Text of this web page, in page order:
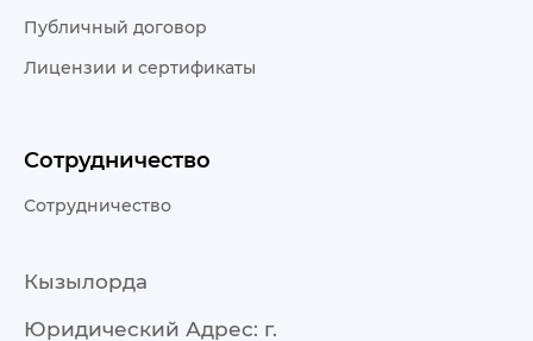
Публичный договор
Лицензии и сертификаты
Сотрудничество
Сотрудничество
Кызылорда
Юридический Адрес: г.